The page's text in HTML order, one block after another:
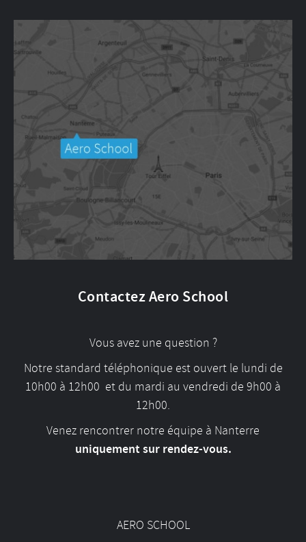
Contactez Aero School
Vous avez une question ?
Notre standard téléphonique est ouvert le lundi de
10h00 à 12h00 et du mardi au vendredi de 9h00 à
12h00.
Venez rencontrer notre équipe à Nanterre
uniquement sur rendez-vous.
AERO SCHOOL